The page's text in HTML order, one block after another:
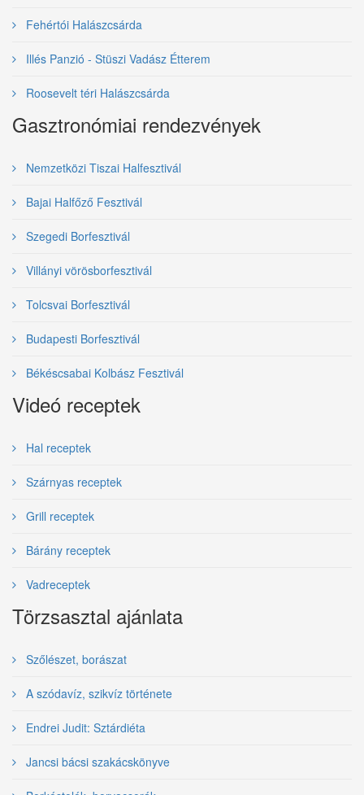
Fehértói Halászcsárda
Illés Panzió - Stüszi Vadász Étterem
Roosevelt téri Halászcsárda
Gasztronómiai rendezvények
Nemzetközi Tiszai Halfesztivál
Bajai Halfőző Fesztivál
Szegedi Borfesztivál
Villányi vörösborfesztivál
Tolcsvai Borfesztivál
Budapesti Borfesztivál
Békéscsabai Kolbász Fesztivál
Videó receptek
Hal receptek
Szárnyas receptek
Grill receptek
Bárány receptek
Vadreceptek
Törzsasztal ajánlata
Szőlészet, borászat
A szódavíz, szikvíz története
Endrei Judit: Sztárdiéta
Jancsi bácsi szakácskönyve